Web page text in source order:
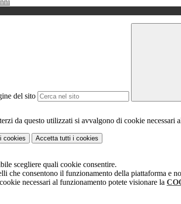
del sito
da questo utilizzati si avvalgono di cookie
i cookies Accetta tutti i cookies
scegliere quali cookie consentire.
che consentono il funzionamento della piattaforma e
necessari al funzionamento potete visionare la